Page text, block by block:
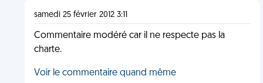
samedi 25 février 2012 3:11
Commentaire modéré car il ne respecte pas la
charte.
Voir le commentaire quand même